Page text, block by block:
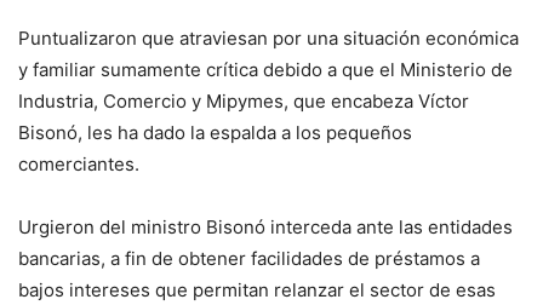
Puntualizaron que atraviesan por una situación económica
y familiar sumamente crítica debido a que el Ministerio de
Industria, Comercio y Mipymes, que encabeza Víctor
Bisonó, les ha dado la espalda a los pequeños
comerciantes.
Urgieron del ministro Bisonó interceda ante las entidades
bancarias, a fin de obtener facilidades de préstamos a
bajos intereses que permitan relanzar el sector de esas